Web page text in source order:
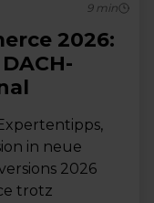
9min
2026:
in neue
2026
trotz